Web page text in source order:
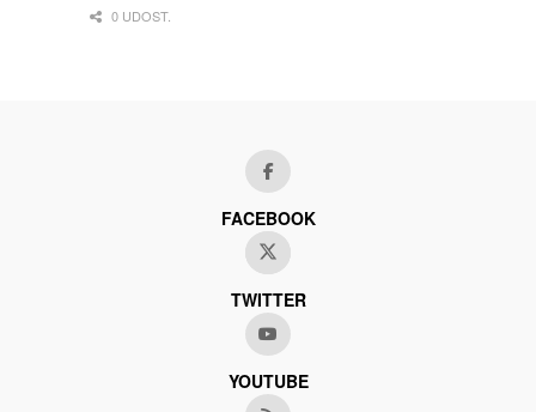
0 UDOST.
FACEBOOK
TWITTER
YOUTUBE